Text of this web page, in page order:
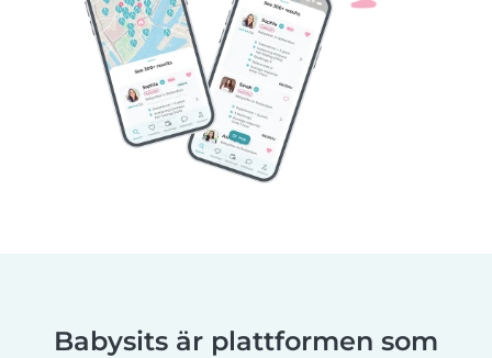
Babysits är plattformen som